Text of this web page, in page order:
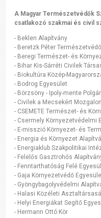
A Magyar Természetvédők
csatlakozó szakmai és civil
- Beklen Alapítvány
- Beretzk Péter
- Beregi Természet- és
- Bihar Kis-Sárréti Civilek
- Biokultúra Közép-
- Bodrog Egyesület
- Börzsöny - Ipoly-mente
- Civilek a Mecsekért
- CSEMETE Természet- és
- Csermely Környezetvédelmi
- E-misszió Környezet- és
- Energia és Környezet
- Energiaklub Szakpolitikai
- Felelős Gasztrohős
- Fenntarthatóság Felé
- Gaja Környezetvédő
- Gyöngybagolyvédelmi
- Halasi Közéleti
- Helyi Energiákat Segítő
- Hermann Ottó Kör